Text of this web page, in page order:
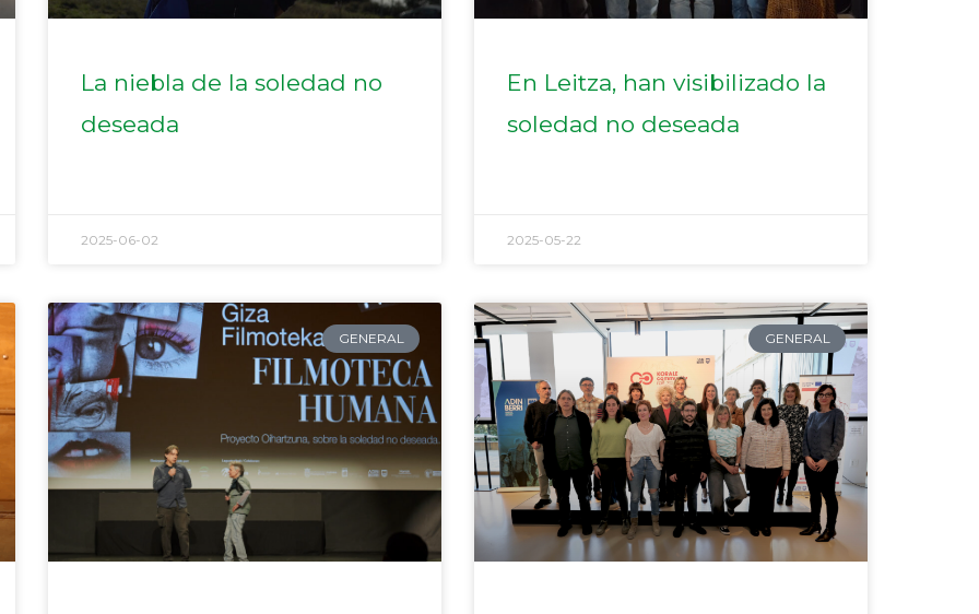
La niebla de la soledad no
deseada
2025-06-02
En Leitza, han visibilizado la
soledad no deseada
2025-05-22
GENERAL GENERAL